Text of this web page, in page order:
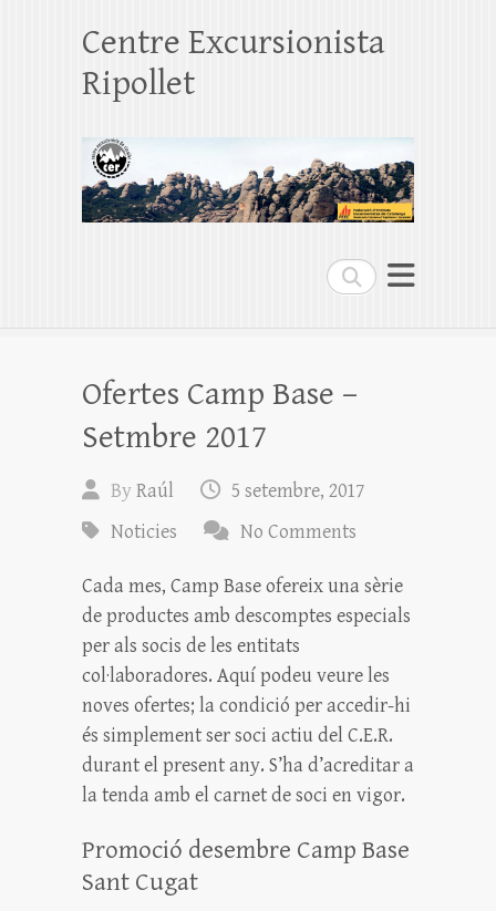
Search
Centre Excursionista
Ripollet
Ofertes Camp Base –
Setmbre 2017
ByRaúl
5 setembre, 2017
Noticies
No Comments
Cada mes, Camp Base ofereix una sèrie
de productes amb descomptes especials
per als socis deles entitats
col·laboradores. Aquí podeu veure les
noves ofertes; la condició per accedir-hi
és simplement ser soci actiu del C.E.R.
durant el present any. S’ha d’acreditar a
la tenda amb el carnet de soci en vigor.
Promoció desembre Camp Base
Sant Cugat